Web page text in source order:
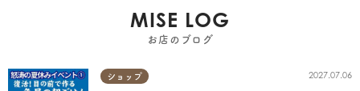
MISE LOG
お店のブログ
ショップ 2027.07.06